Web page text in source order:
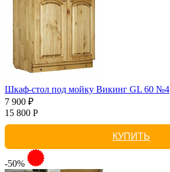
Шкаф-стол под мойку Викинг GL 60 №4
7 900 ₽
15 800 Р
КУПИТЬ
-50%